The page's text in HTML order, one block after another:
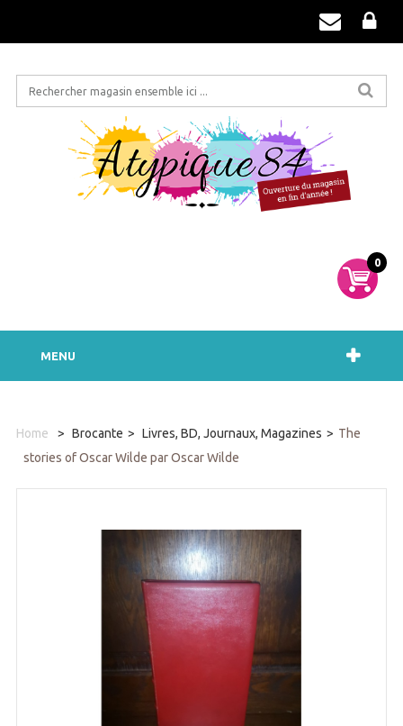
0
MENU
Home > Brocante > Livres, BD, Journaux, Magazines > The
stories of Oscar Wilde par Oscar Wilde